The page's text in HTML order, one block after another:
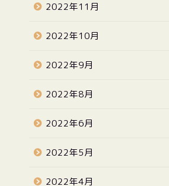
2022年11月
2022年10月
2022年9月
2022年8月
2022年6月
2022年5月
2022年4月